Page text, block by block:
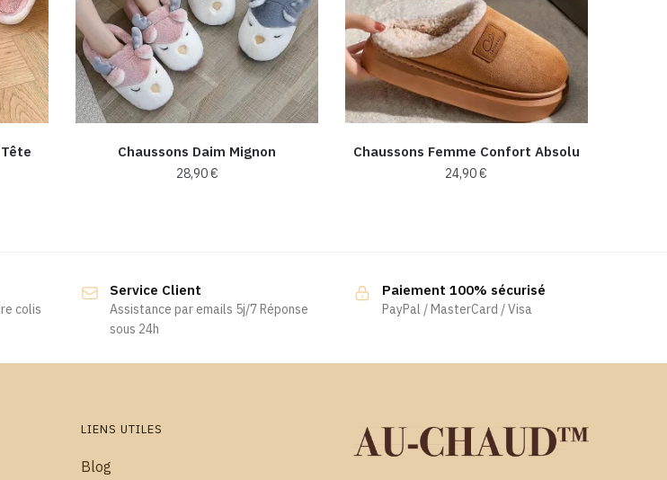
Chaussons Daim Mignon
28,90€
variations.
Les
peuvent
Chaussons Femme Confort Absolu
24,90€
variations.
Les
peuvent
sur
la
colis
Service Client
Assistance par emails 5j/7 Réponse
sous 24h
Paiement 100% sécurisé
PayPal / MasterCard / Visa
LIENS UTILES
Blog